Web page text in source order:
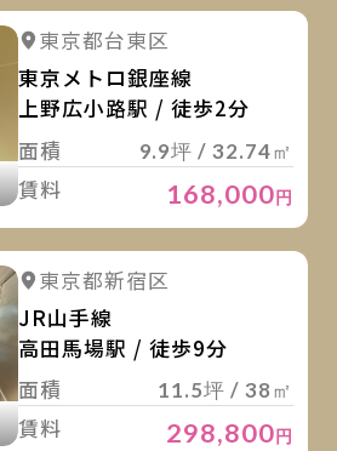
詳細を見る
東京都台東区
東京メトロ銀座線
上野広小路駅 / 徒歩2分
面積
9.9坪 / 32.74㎡
賃料 168,000円
詳細を見る
東京都新宿区
JR山手線
高田馬場駅 / 徒歩9分
面積
11.5坪 / 38㎡
賃料 298,800円